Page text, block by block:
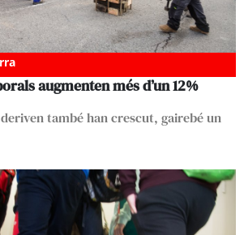
augmenten més d’un 12%
també han crescut, gairebé un